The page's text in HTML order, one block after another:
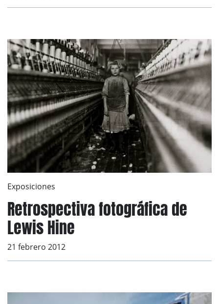
Exposiciones
Retrospectiva fotográfica de
Lewis Hine
21 febrero 2012